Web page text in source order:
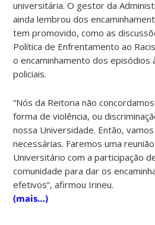
universitária. O gestor da
ainda lembrou dos
tem promovido, como as
Política de Enfrentamento ao
o encaminhamento dos episódios
policiais.
“Nós da Reitoria não
forma de violência, ou
nossa Universidade. Então,
necessárias. Faremos uma
Universitário com a participação
comunidade para dar os
efetivos”, afirmou Irineu.
(mais…)